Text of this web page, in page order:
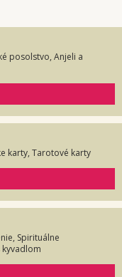
posolstvo, Anjeli a
karty, Tarotové karty
Spirituálne